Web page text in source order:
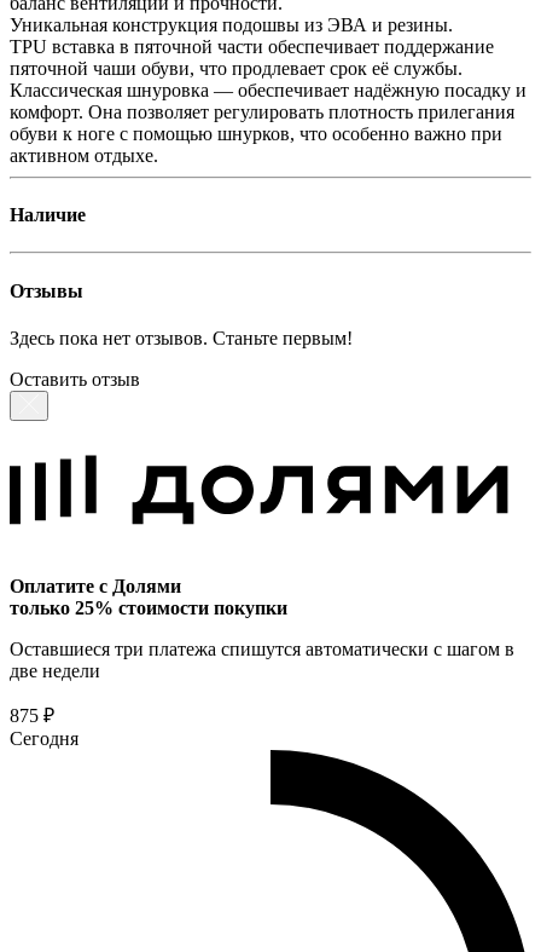
Уникальная конструкция подошвы из ЭВА и резины.
TPU вставка в пяточной части обеспечивает поддержание
пяточной чаши обуви, что продлевает срок её службы.
Классическая шнуровка — обеспечивает надёжную посадку и
комфорт. Она позволяет регулировать плотность прилегания
обуви к ноге с помощью шнурков, что особенно важно при
активном отдыхе.
Наличие
Отзывы
Здесь пока нет отзывов. Станьте первым!
Оставить отзыв
Оплатите с Долями
только 25% стоимости покупки
Оставшиеся три платежа спишутся автоматически с шагом в
две недели
875 ₽
Сегодня